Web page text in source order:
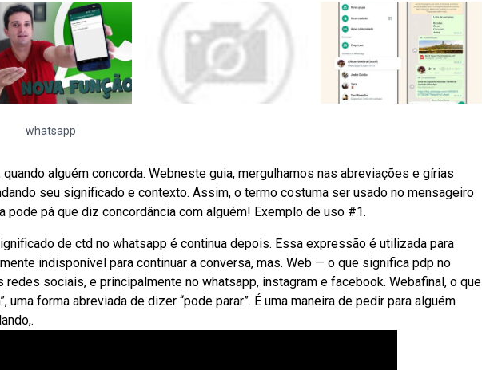
whatsapp
alguém concorda. Webneste guia, mergulhamos nas abreviações e gírias
seu significado e contexto. Assim, o termo costuma ser usado no mensageiro
pode pá que diz concordância com alguém! Exemplo de uso #1.
de ctd no whatsapp é continua depois. Essa expressão é utilizada para
indisponível para continuar a conversa, mas. Web — o que significa pdp no
redes sociais, e principalmente no whatsapp, instagram e facebook. Webafinal, o que
uma forma abreviada de dizer “pode parar”. É uma maneira de pedir para alguém